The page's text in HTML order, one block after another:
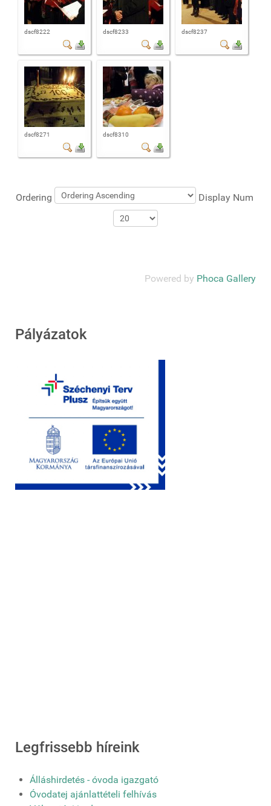
dscf8222 dscf8233 dscf8237
dscf8271 dscf8310
Ordering Display Num
Powered by Phoca Gallery
Pályázatok
Legfrissebb híreink
Álláshirdetés - óvoda igazgató
Óvodatej ajánlattételi felhívás